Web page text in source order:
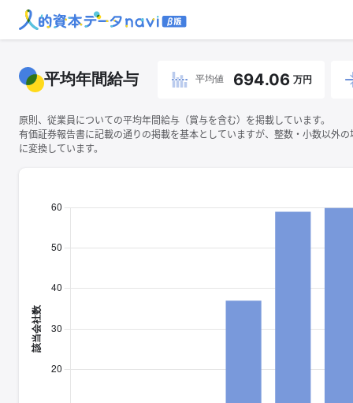
平均年間給与 平均値 694.06 万円
原則、従業員についての平均年間給与（賞与を含む）を掲載しています。
有価証券報告書に記載の通りの掲載を基本としていますが、整数・小数以外
に変換しています。